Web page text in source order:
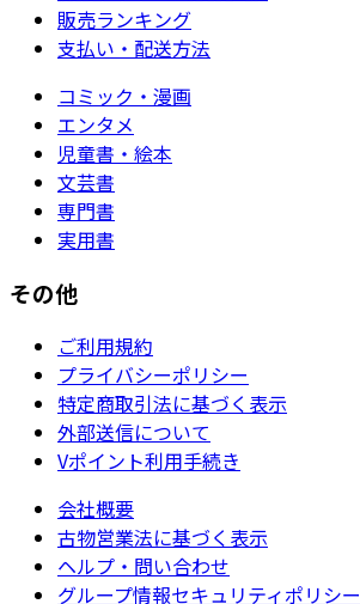
販売ランキング
支払い・配送方法
コミック・漫画
エンタメ
児童書・絵本
文芸書
専門書
実用書
その他
ご利用規約
プライバシーポリシー
特定商取引法に基づく表示
外部送信について
Vポイント利用手続き
会社概要
古物営業法に基づく表示
ヘルプ・問い合わせ
グループ情報セキュリティポリシー